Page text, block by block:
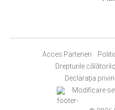
Acces Parteneri
Drepturile
Declarația
Modificare